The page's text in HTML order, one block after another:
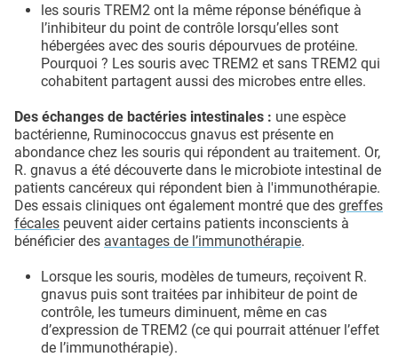
les souris TREM2 ont la même réponse bénéfique à
l’inhibiteur du point de contrôle lorsqu’elles sont
hébergées avec des souris dépourvues de protéine.
Pourquoi ? Les souris avec TREM2 et sans TREM2 qui
cohabitent partagent aussi des microbes entre elles.
Des échanges de bactéries intestinales : une espèce
bactérienne, Ruminococcus gnavus est présente en
abondance chez les souris qui répondent au traitement. Or,
R. gnavus a été découverte dans le microbiote intestinal de
patients cancéreux qui répondent bien à l'immunothérapie.
Des essais cliniques ont également montré que des greffes
fécales peuvent aider certains patients inconscients à
bénéficier des avantages de l’immunothérapie.
Lorsque les souris, modèles de tumeurs, reçoivent R.
gnavus puis sont traitées par inhibiteur de point de
contrôle, les tumeurs diminuent, même en cas
d’expression de TREM2 (ce qui pourrait atténuer l’effet
de l’immunothérapie).